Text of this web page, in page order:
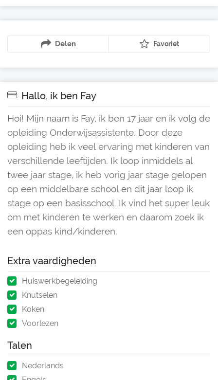
Delen Favoriet
Hallo, ik ben Fay
Hoi! Mijn naam is Fay, ik ben 17 jaar en ik volg de
opleiding Onderwijsassistente. Door deze
opleiding heb ik veel ervaring met kinderen van
verschillende leeftijden. Ik loop inmiddels al
twee jaar stage, ik heb vorig jaar stage gelopen
op een middelbare school en dit jaar loop ik
stage op een basisschool. Ik vind het super leuk
om met kinderen te werken en daarom zoek ik
een oppas kind/kinderen.
Extra vaardigheden
Huiswerkbegeleiding
Knutselen
Koken
Voorlezen
Talen
Nederlands